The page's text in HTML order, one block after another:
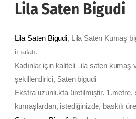
Lila Saten Bigudi
Lila Saten Bigudi, Lila Saten Kumaş
imalatı.
Kadınlar için kaliteli Lila saten kumaş
şekillendirici, Saten bigudi
Ekstra uzunlukta üretilmiştir. 1.metre,
kumaşlardan, istediğinizde, baskılı